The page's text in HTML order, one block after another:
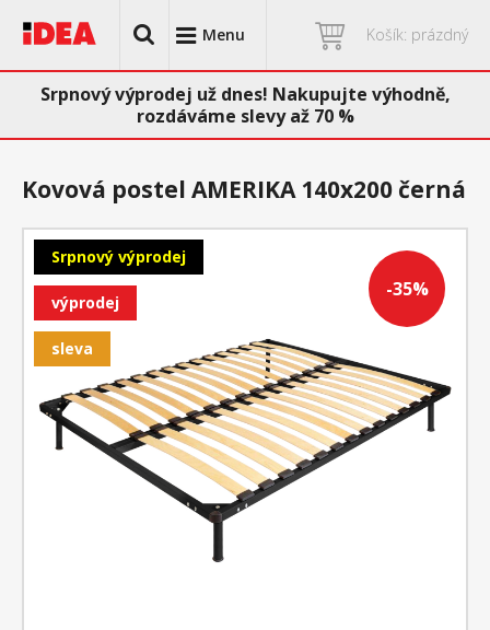
Menu Košík: prázdný
Srpnový výprodej už dnes! Nakupujte výhodně,
rozdáváme slevy až 70 %
-35%
Srpnový výprodej
výprodej
sleva
Kovová postel AMERIKA 140x200 černá